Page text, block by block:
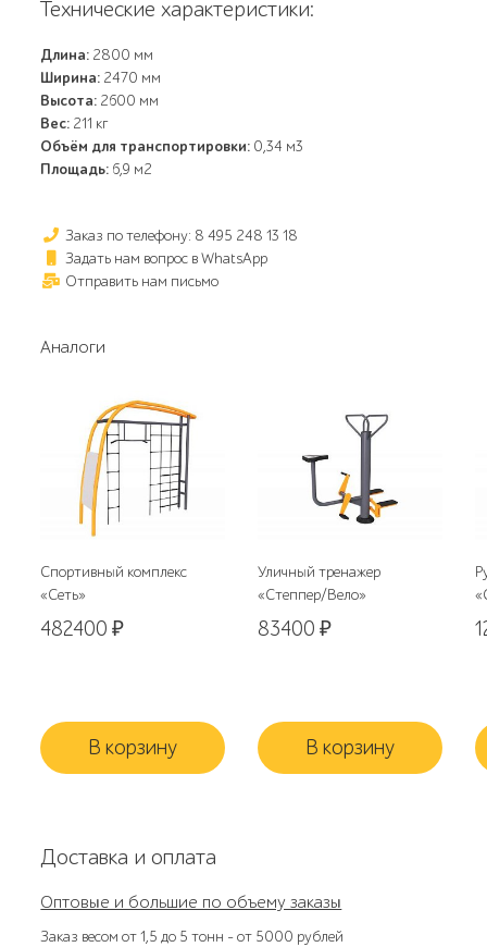
Технические характеристики:
Длина: 2800 мм
Ширина: 2470 мм
Высота: 2600 мм
Вес: 211 кг
Объём для транспортировки: 0,34 м3
Площадь: 6,9 м2
Заказ по телефону: 8 495 248 13 18
Задать нам вопрос в WhatsApp
Отправить нам письмо
Аналоги
Спортивный комплекс
«Сеть»
482400₽
В корзину
Уличный тренажер
«Степпер/Вело»
83400₽
В корзину
Доставка и оплата
Оптовые и большие по объему заказы
Заказ весом от 1,5 до 5 тонн – от 5000 рублей